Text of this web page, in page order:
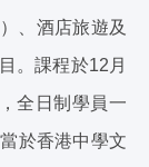
、酒店旅遊及
。課程於12月
全日制學員一
於香港中學文